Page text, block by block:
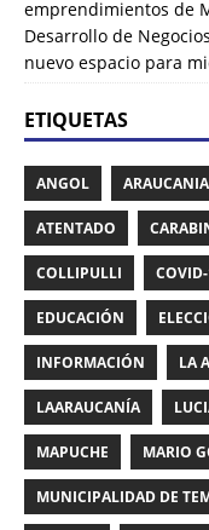
emprendimientos de
Desarrollo de
nuevo espacio para
ETIQUETAS
ANGOL ARAUCANIA
ATENTADO
COLLIPULLI
EDUCACIÓN
INFORMACIÓN LA
LAARAUCANÍA
MAPUCHE MARIO
MUNICIPALIDAD DE